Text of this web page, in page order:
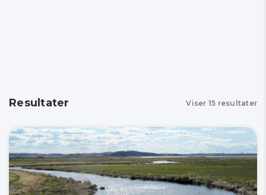
Resultater Viser 15 resultater